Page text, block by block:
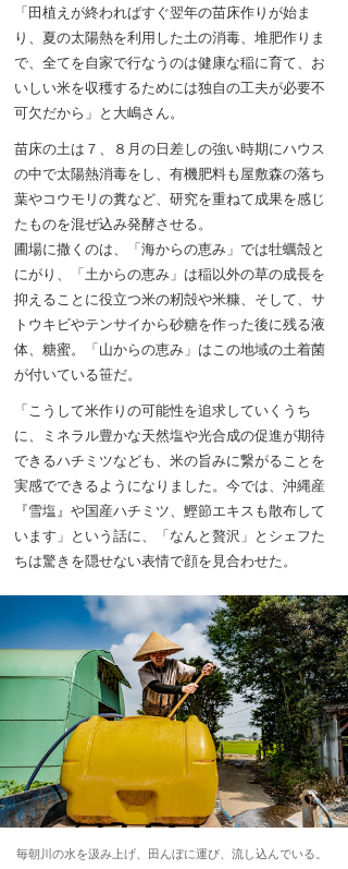
「田植えが終わればすぐ翌年の苗床作りが始ま
り、夏の太陽熱を利用した土の消毒、堆肥作りま
で、全てを自家で行なうのは健康な稲に育て、お
いしい米を収穫するためには独自の工夫が必要不
可欠だから」と大嶋さん。
苗床の土は７、８月の日差しの強い時期にハウス
の中で太陽熱消毒をし、有機肥料も屋敷森の落ち
葉やコウモリの糞など、研究を重ねて成果を感じ
たものを混ぜ込み発酵させる。
圃場に撒くのは、「海からの恵み」では牡蠣殻と
にがり、「土からの恵み」は稲以外の草の成長を
抑えることに役立つ米の籾殻や米糠、そして、サ
トウキビやテンサイから砂糖を作った後に残る液
体、糖蜜。「山からの恵み」はこの地域の土着菌
が付いている笹だ。
「こうして米作りの可能性を追求していくうち
に、ミネラル豊かな天然塩や光合成の促進が期待
できるハチミツなども、米の旨みに繋がることを
実感でできるようになりました。今では、沖縄産
『雪塩』や国産ハチミツ、鰹節エキスも散布して
います」という話に、「なんと贅沢」とシェフた
ちは驚きを隠せない表情で顔を見合わせた。
毎朝川の水を汲み上げ、田んぼに運び、流し込んでいる。